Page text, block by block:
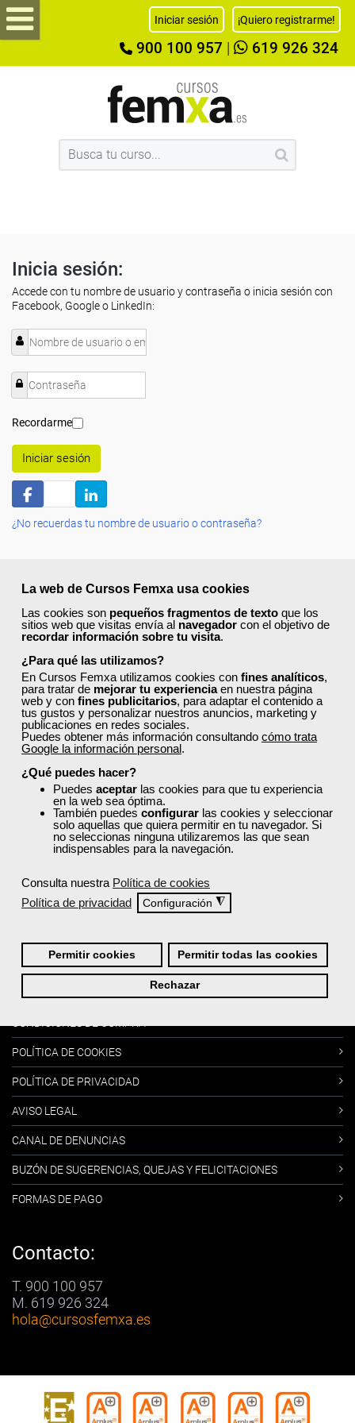
La web de Cursos Femxa usa cookies
Las cookies son pequeños fragmentos de texto que los
sitios web que visitas envía al navegador con el objetivo de
recordar información sobre tu visita.
¿Para qué las utilizamos?
En Cursos Femxa utilizamos cookies con fines analíticos,
para tratar de mejorar tu experienciaen nuestra página
web y con fines publicitarios, para adaptar el contenido a
tus gustos y personalizar nuestros anuncios, marketing y
publicaciones en redes sociales.
Puedes obtener más información consultando cómo trata
Google la información personal.
¿Qué puedes hacer?
Puedes aceptar las cookies para que tu experiencia
en la web sea óptima.
También puedes configurar las cookies y seleccionar
solo aquellas que quiera permitir en tu navegador. Si
no seleccionas ninguna utilizaremos las que sean
indispensables para la navegación.
Consulta nuestra Política de cookies
Política de privacidad
Configuración ◮
Permitir cookies Permitir todas las cookies
Rechazar
Iniciar sesión ¡Quiero registrarme!
900 100 957 619 926 324
Inicia sesión:
Accede con tu nombre de usuario y contraseña o inicia sesión con
Facebook, Google o LinkedIn:
Recordarme
Iniciar sesión
¿No recuerdas tu nombre de usuario o contraseña?
Quiénes Somos:
Especialistas en consultoría y
Nuestro objetivo diario es, única y exclusivamente, ayudarte a
conseguir tus metas profesionales ofreciéndote los mejores
cursosdel momento. ¿Te apuntas?
Más sobre Femxa
Cursos:
MI PERFIL
CATÁLOGO DE CURSOS
BLOG
POLÍTICA DE COOKIES
POLÍTICA DE PRIVACIDAD
AVISO LEGAL
CANAL DE DENUNCIAS
BUZÓN DE SUGERENCIAS, QUEJAS Y FELICITACIONES
FORMAS DE PAGO
Contacto:
T. 900 100 957
M. 619 926 324
hola@cursosfemxa.es